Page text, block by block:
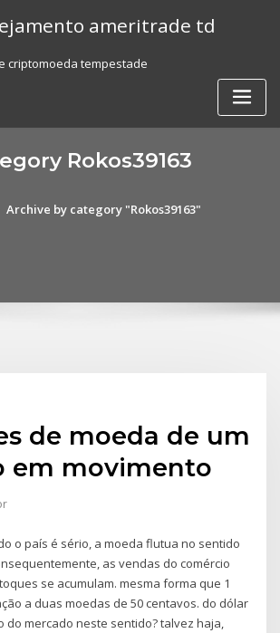
ameritrade td
criptomoeda tempestade
Rokos39163
Archive by category "Rokos39163"
de moeda de um
em movimento
o país é sério, a moeda flutua no sentido
as vendas do comércio
se acumulam. mesma forma que 1
a duas moedas de 50 centavos. do dólar
do mercado neste sentido? talvez haja,